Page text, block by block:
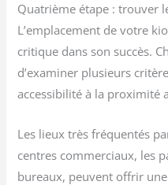
Quatrième étape : trouver
L’emplacement de votre
critique dans son succès.
d’examiner plusieurs
accessibilité à la proximité
Les lieux très fréquentés
centres commerciaux, les
bureaux, peuvent offrir